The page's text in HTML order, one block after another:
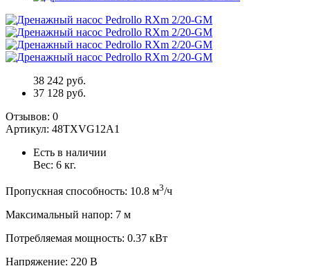
38 242 руб.
37 128 руб.
Отзывов: 0
Артикул: 48TXVG12A1
Есть в наличии
Вес: 6 кг.
Пропускная способность: 10.8 м3/ч
Максимальный напор: 7 м
Потребляемая мощность: 0.37 кВт
Напряжение: 220 В